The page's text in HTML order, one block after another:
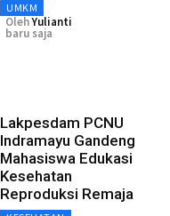
UMKM
OlehYulianti
baru saja
Lakpesdam PCNU
Indramayu Gandeng
Mahasiswa Edukasi
Kesehatan
Reproduksi Remaja